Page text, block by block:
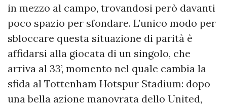
in mezzo al campo, trovandosi però davanti
poco spazio per sfondare. L’unico modo per
sbloccare questa situazione di parità è
affidarsi alla giocata di un singolo, che
arriva al 33’, momento nel quale cambia la
sfida al Tottenham Hotspur Stadium: dopo
una bella azione manovrata dello United,